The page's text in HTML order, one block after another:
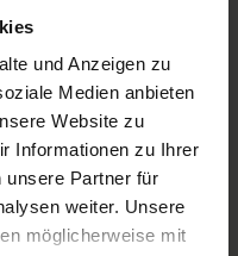
und Anzeigen zu
Medien anbieten
Website zu
Informationen zu Ihrer
unsere Partner für
weiter. Unsere
möglicherweise mit
Co. KG